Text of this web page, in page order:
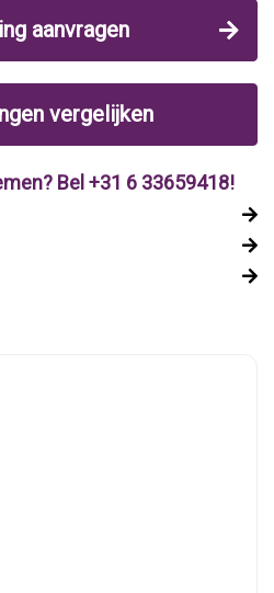
aanvragen
vergelijken
Bel +31 6 33659418!